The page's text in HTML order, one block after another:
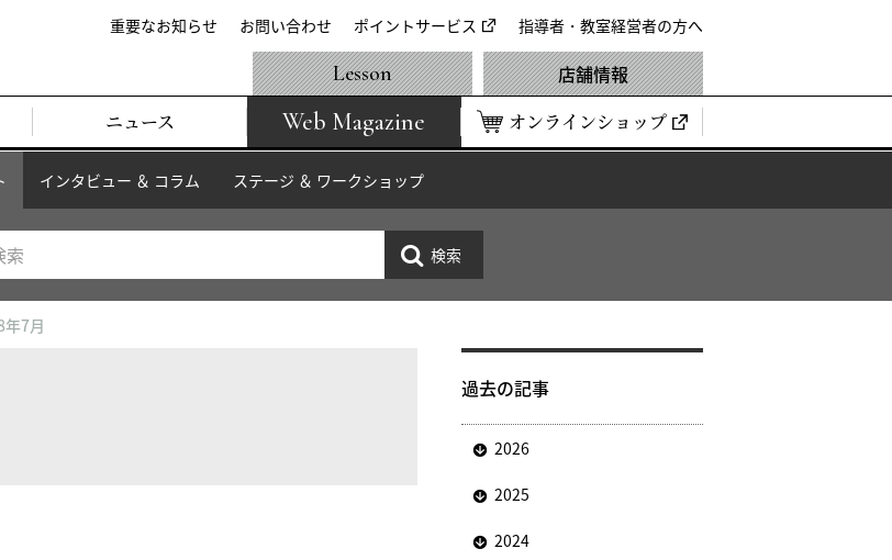
重要なお知らせ お問い合わせ ポイントサービス 指導者・教室経営者の方へ
ニュース Web Magazine オンラインショップ
Lesson 店舗情報
インタビュー ＆ コラム ステージ ＆ ワークショップ
7月
過去の記事
2026
2025
2024